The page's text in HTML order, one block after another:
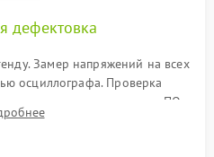
дефектовка
Замер напряжений на всех
осциллографа. Проверка
специализированного ПО